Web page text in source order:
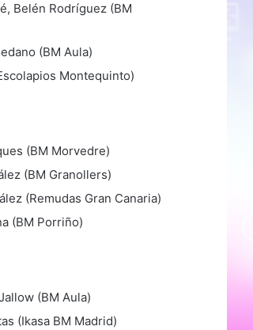
Belén Rodríguez (BM
(BM Aula)
Montequinto)
(BM Morvedre)
(BM Granollers)
(Remudas Gran Canaria)
(BM Porriño)
(BM Aula)
(Ikasa BM Madrid)